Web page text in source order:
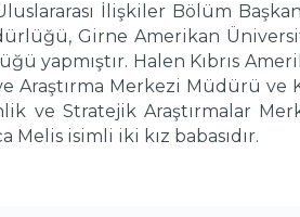
İlişkiler Bölüm
Girne Amerikan
yapmıştır. Halen Kıbrıs
Araştırma Merkezi Müdürü ve
ve Stratejik Araştırmalar
isimli iki kız babasıdır.